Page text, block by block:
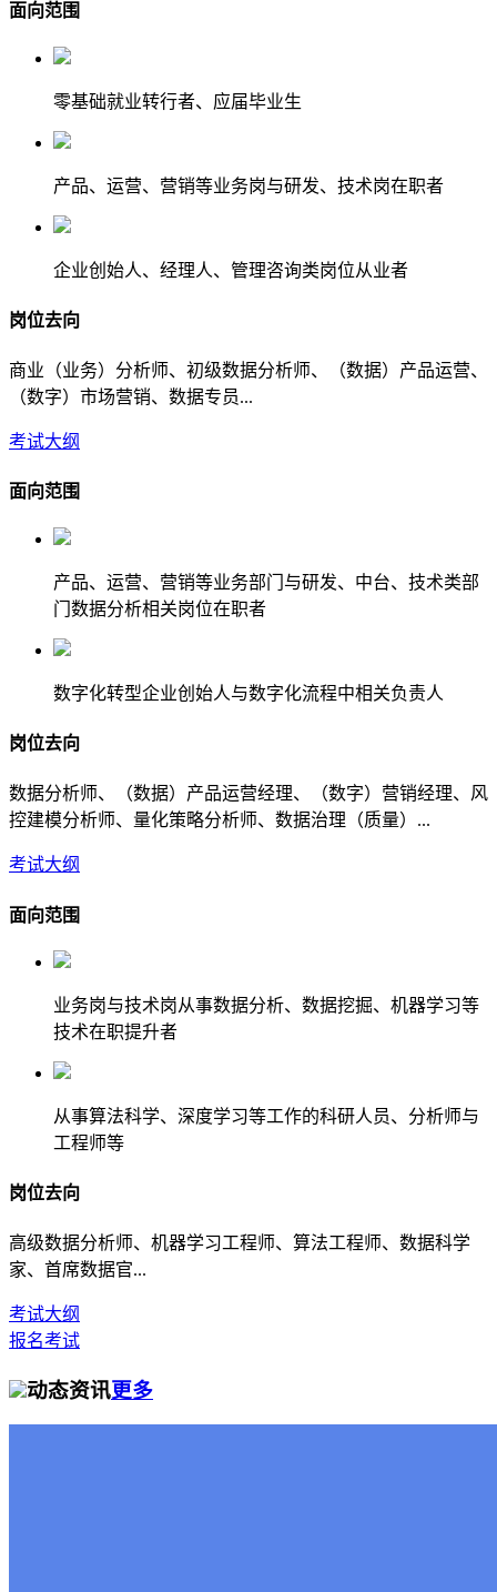
面向范围
零基础就业转行者、应届毕业生
产品、运营、营销等业务岗与研发、技术岗在职者
企业创始人、经理人、管理咨询类岗位从业者
岗位去向
商业（业务）分析师、初级数据分析师、（数据）产品运营、
（数字）市场营销、数据专员...
考试大纲
面向范围
产品、运营、营销等业务部门与研发、中台、技术类部
门数据分析相关岗位在职者
数字化转型企业创始人与数字化流程中相关负责人
岗位去向
数据分析师、（数据）产品运营经理、（数字）营销经理、风
控建模分析师、量化策略分析师、数据治理（质量）...
考试大纲
面向范围
业务岗与技术岗从事数据分析、数据挖掘、机器学习等
技术在职提升者
从事算法科学、深度学习等工作的科研人员、分析师与
工程师等
岗位去向
高级数据分析师、机器学习工程师、算法工程师、数据科学
家、首席数据官...
考试大纲
报名考试
动态资讯更多